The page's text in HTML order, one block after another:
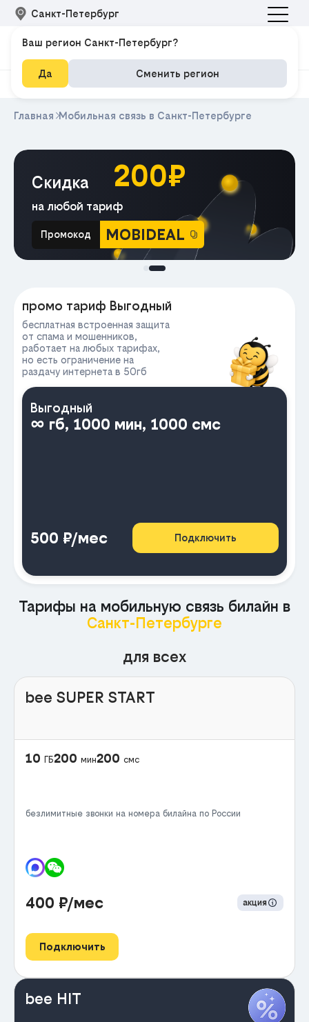
Санкт-Петербург
Главная Мобильная связь в Санкт-Петербурге
Скидка 200₽
на любой тариф
Промокод MOBIDEAL
промо тариф Выгодный
бесплатная встроенная защита
от спама и мошенников,
работает на любых тарифах,
но есть ограничение на
раздачу интернета в 50гб
Выгодный
∞ гб, 1000 мин, 1000 смс
500 ₽/мес Подключить
Тарифы на мобильную связь билайн в
Санкт-Петербурге
для всех
bee SUPER START
10 ГБ200 мин200 смс
безлимитные звонки на номера билайна по России
400 ₽/мес акция
Подключить
bee HIT
Ваш регион Санкт-Петербург?
Да Сменить регион